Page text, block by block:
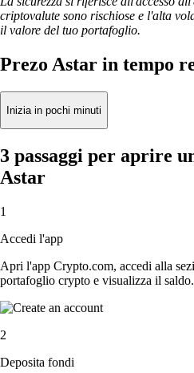
criptovalute sono rischiose e l'alta
il valore del tuo portafoglio.
Prezo Astar in tempo
Inizia in pochi minuti
3 passaggi per aprire
Astar
1
Accedi l'app
Apri l'app Crypto.com, accedi alla
portafoglio crypto e visualizza il saldo.
2
Deposita fondi